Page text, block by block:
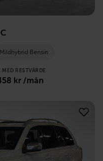
Mildhybrid Bensin
MED RESTVÄRDE
kr /mån